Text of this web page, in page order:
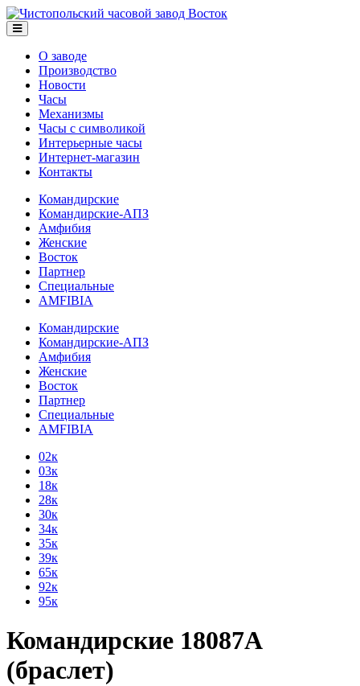
О заводе
Производство
Новости
Часы
Механизмы
Часы с символикой
Интерьерные часы
Интернет-магазин
Контакты
Командирские
Командирские-АПЗ
Амфибия
Женские
Восток
Партнер
Специальные
AMFIBIA
Командирские
Командирские-АПЗ
Амфибия
Женские
Восток
Партнер
Специальные
AMFIBIA
02к
03к
18к
28к
30к
34к
35к
39к
65к
92к
95к
Командирские 18087А
(браслет)